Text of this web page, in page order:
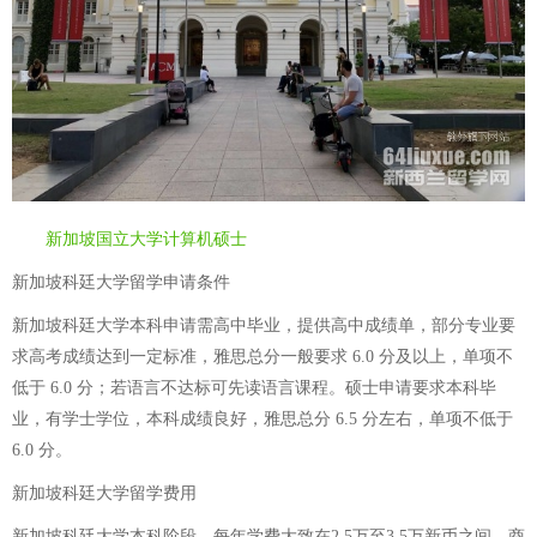
新加坡国立大学计算机硕士
新加坡科廷大学留学申请条件
新加坡科廷大学本科申请需高中毕业，提供高中成绩单，部分专业要
求高考成绩达到一定标准，雅思总分一般要求 6.0 分及以上，单项不
低于 6.0 分；若语言不达标可先读语言课程。硕士申请要求本科毕
业，有学士学位，本科成绩良好，雅思总分 6.5 分左右，单项不低于
6.0 分。
新加坡科廷大学留学费用